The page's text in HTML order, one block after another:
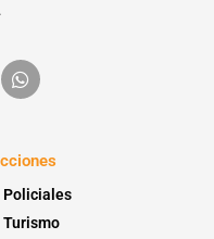
Policiales
Turismo